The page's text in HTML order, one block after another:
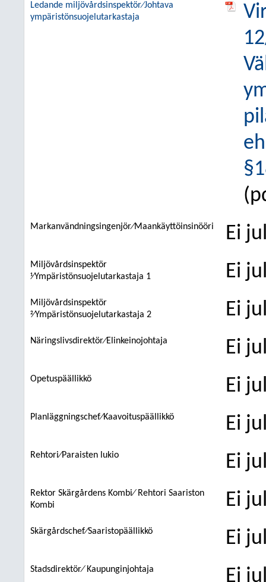
Ledande miljövårdsinspektör⁄Johtava
ympäristönsuojelutarkastaja
Markanvändningsingenjör⁄Maankäyttöinsinööri Ei
Miljövårdsinspektör
1⁄Ympäristönsuojelutarkastaja 1
Ei
Miljövårdsinspektör
2⁄Ympäristönsuojelutarkastaja 2
Ei
Näringslivsdirektör⁄Elinkeinojohtaja Ei
Opetuspäällikkö Ei
Planläggningschef⁄Kaavoituspäällikkö Ei
Rehtori⁄Paraisten lukio Ei
Rektor Skärgårdens Kombi⁄ Rehtori Saariston
Kombi
Ei
Skärgårdschef⁄Saaristopäällikkö Ei
Stadsdirektör⁄ Kaupunginjohtaja Ei